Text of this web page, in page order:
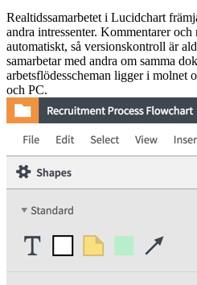
Realtidssamarbetet i Lucidchart
andra intressenter. Kommentarer
automatiskt, så versionskontroll är
samarbetar med andra om samma
arbetsflödesscheman ligger i molnet
och PC.